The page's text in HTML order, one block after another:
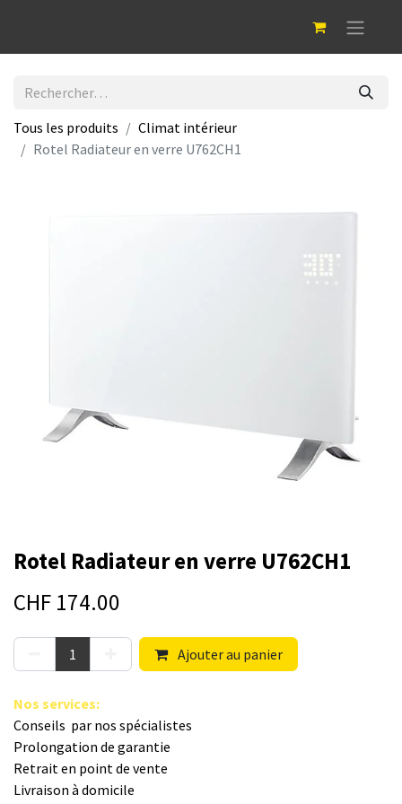
Tous les produits
Climat intérieur
Rotel Radiateur en verre U762CH1
Rotel Radiateur en verre U762CH1
CHF 174.00
Ajouter au panier
Nos s​ervices:
Conseils par nos spé​cialistes
Prolongation de garantie
Retrait en point de vente
Livraison à domicile